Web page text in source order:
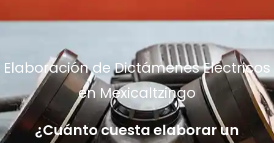
Elaboración de Dictámenes Eléctricos
en Mexicaltzingo
¿Cuánto cuesta elaborar un